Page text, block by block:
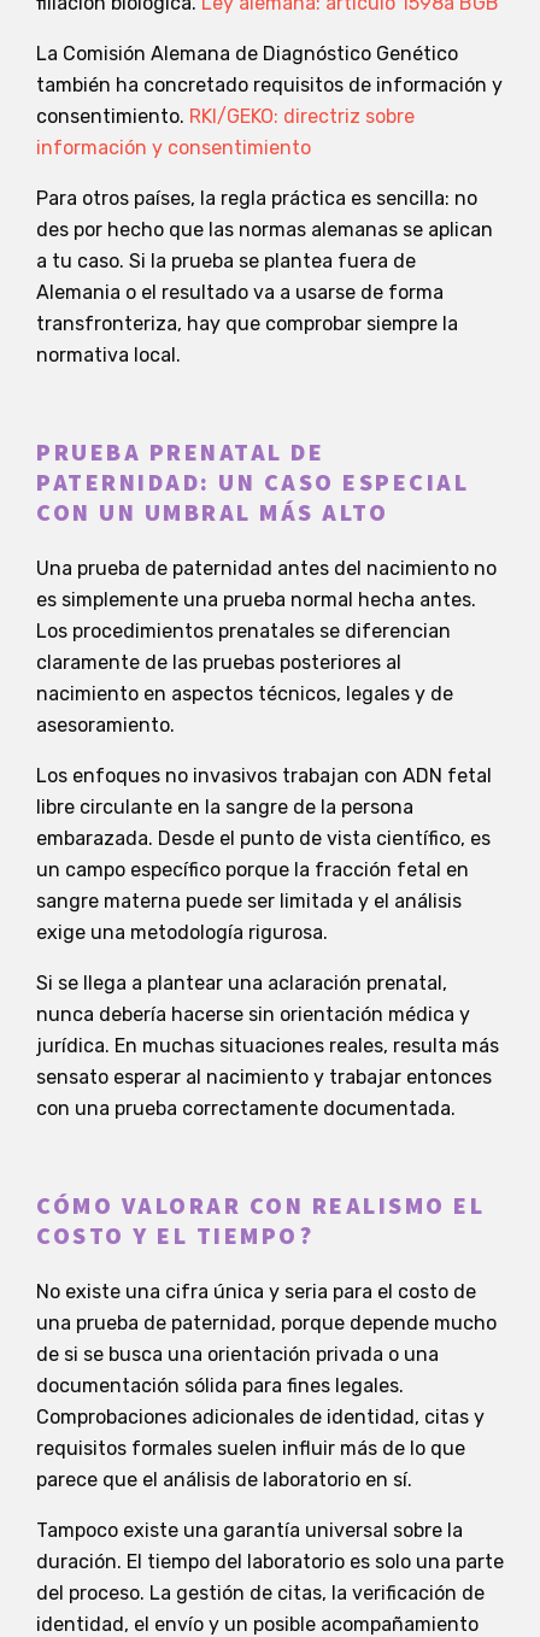
La Comisión Alemana de Diagnóstico Genético
también ha concretado requisitos de información y
consentimiento. RKI/GEKO: directriz sobre
información y consentimiento
Para otros países, la regla práctica es sencilla: no
des por hecho que las normas alemanas se aplican
a tu caso. Si la prueba se plantea fuera de
Alemania o el resultado va a usarse de forma
transfronteriza, hay que comprobar siempre la
normativa local.
PRUEBA PRENATAL DE
PATERNIDAD: UN CASO ESPECIAL
CON UN UMBRAL MÁS ALTO
Una prueba de paternidad antes del nacimiento no
es simplemente una prueba normal hecha antes.
Los procedimientos prenatales se diferencian
claramente de las pruebas posteriores al
nacimiento en aspectos técnicos, legales y de
asesoramiento.
Los enfoques no invasivos trabajan con ADN fetal
libre circulante en la sangre de la persona
embarazada. Desde el punto de vista científico, es
un campo específico porque la fracción fetal en
sangre materna puede ser limitada y el análisis
exige una metodología rigurosa.
Si se llega a plantear una aclaración prenatal,
nunca debería hacerse sin orientación médica y
jurídica. En muchas situaciones reales, resulta más
sensato esperar al nacimiento y trabajar entonces
con una prueba correctamente documentada.
CÓMO VALORAR CON REALISMO EL
COSTO Y EL TIEMPO?
No existe una cifra única y seria para el costo de
una prueba de paternidad, porque depende mucho
de si se busca una orientación privada o una
documentación sólida para fines legales.
Comprobaciones adicionales de identidad, citas y
requisitos formales suelen influir más de lo que
parece que el análisis de laboratorio en sí.
Tampoco existe una garantía universal sobre la
duración. El tiempo del laboratorio es solo una parte
del proceso. La gestión de citas, la verificación de
identidad, el envío y un posible acompañamiento